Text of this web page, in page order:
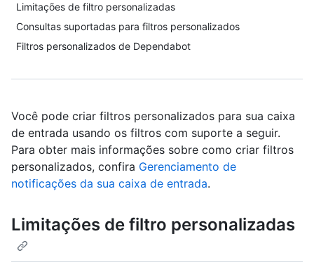
Limitações de filtro personalizadas
Consultas suportadas para filtros personalizados
Filtros personalizados de Dependabot
Você pode criar filtros personalizados para sua caixa
de entrada usando os filtros com suporte a seguir.
Para obter mais informações sobre como criar filtros
personalizados, confira Gerenciamento de
notificações da sua caixa de entrada.
Limitações de filtro personalizadas